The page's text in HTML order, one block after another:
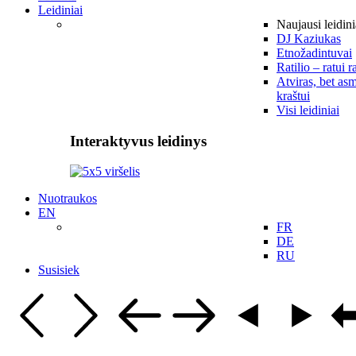
Leidiniai
Naujausi
DJ Kaziukas
Etnožadintuvai
Ratilio – ratui
Atviras, bet
kraštui
Visi leidiniai
Interaktyvus leidinys
Nuotraukos
EN
FR
DE
RU
Susisiek